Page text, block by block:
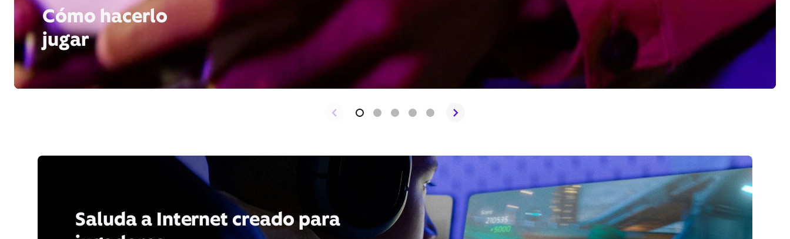
Cómo hacerlo
jugar
Saluda a Internet creado para